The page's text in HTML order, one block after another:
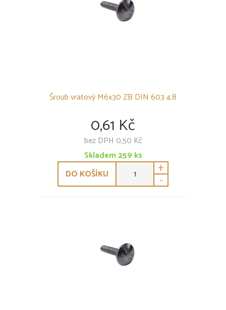
Šroub vratový M6x30 ZB DIN 603 4.8
0,61 Kč
bez DPH 0,50 Kč
Skladem259 ks
DO KOŠÍKU
+
-